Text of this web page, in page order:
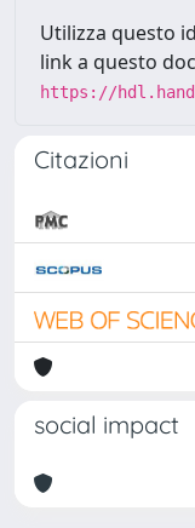
Utilizza questo
link a questo
https://
Citazioni
social impact